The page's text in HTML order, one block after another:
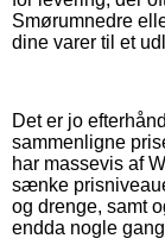
Smørumnedre
dine varer til et
Det er jo
sammenligne
har massevis af
sænke
og drenge, samt
endda nogle